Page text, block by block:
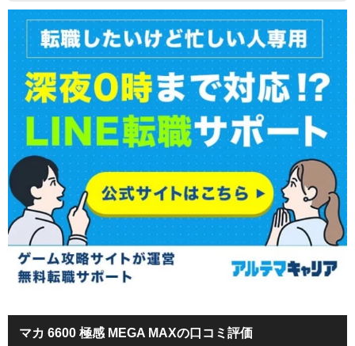
マカ 6600 極感 MEGA MAXの口コミ評価